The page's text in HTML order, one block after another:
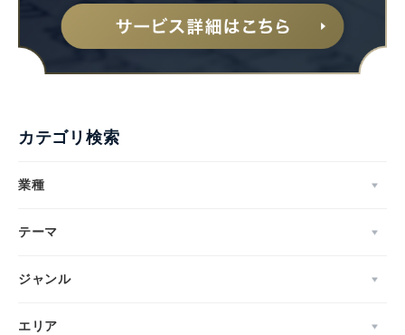
カテゴリ検索
業種
テーマ
ジャンル
エリア
Japanese
English